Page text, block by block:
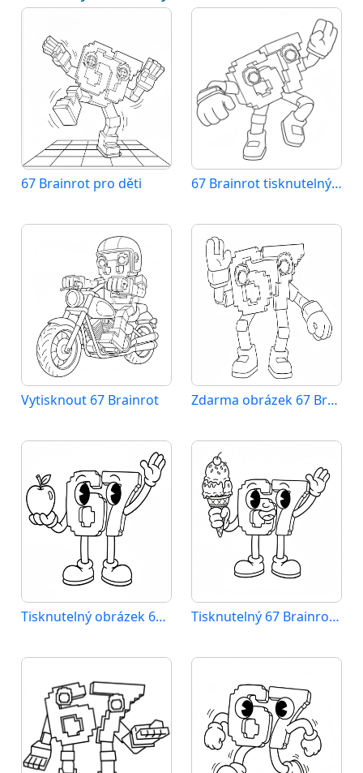
67 Brainrot pro děti 67 Brainrot tisknutelný pro děti
Vytisknout 67 Brainrot Zdarma obrázek 67 Brainrot
Tisknutelný obrázek 67 Brainrot Tisknutelný 67 Brainrot pro děti